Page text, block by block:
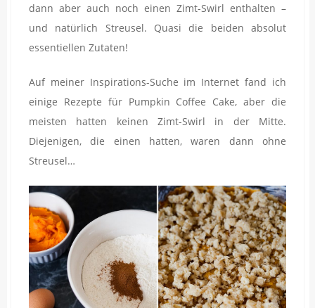
dann aber auch noch einen Zimt-Swirl enthalten –
und natürlich Streusel. Quasi die beiden absolut
essentiellen Zutaten!
Auf meiner Inspirations-Suche im Internet fand ich
einige Rezepte für Pumpkin Coffee Cake, aber die
meisten hatten keinen Zimt-Swirl in der Mitte.
Diejenigen, die einen hatten, waren dann ohne
Streusel…